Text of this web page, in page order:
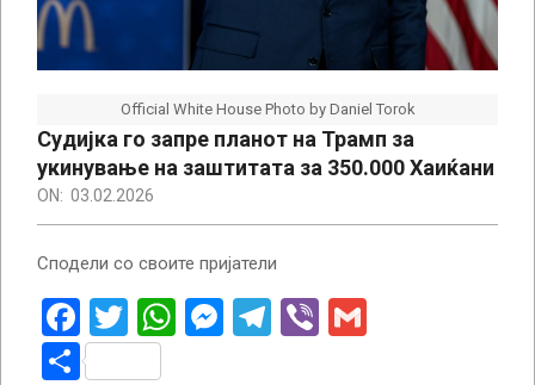
Official White House Photo by Daniel Torok
Судијка го запре планот на Трамп за
укинување на заштитата за 350.000 Хаиќани
ON: 03.02.2026
Сподели со своите пријатели
Facebook
Twitter
WhatsApp
Messenger
Telegram
Viber
Share